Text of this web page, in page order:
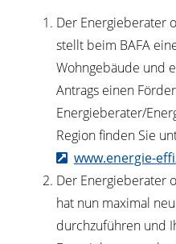
Der Energieberater
stellt beim BAFA
Wohngebäude und
Antrags einen
Energieberater/
Region finden Sie
www.energie-
Der Energieberater
hat nun maximal
durchzuführen und